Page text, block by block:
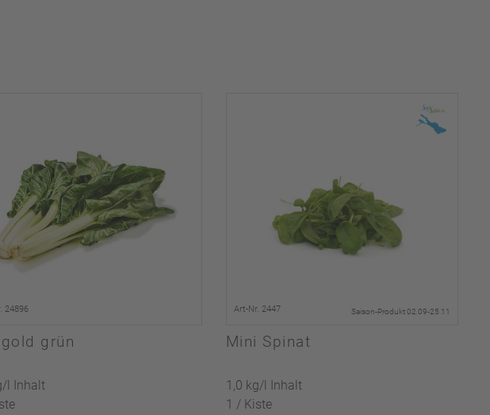
24896
grün
l Inhalt
Art-Nr. 2447 Saison-Produkt 02.09-25.11
Mini Spinat
1,0 kg/l Inhalt
1 / Kiste